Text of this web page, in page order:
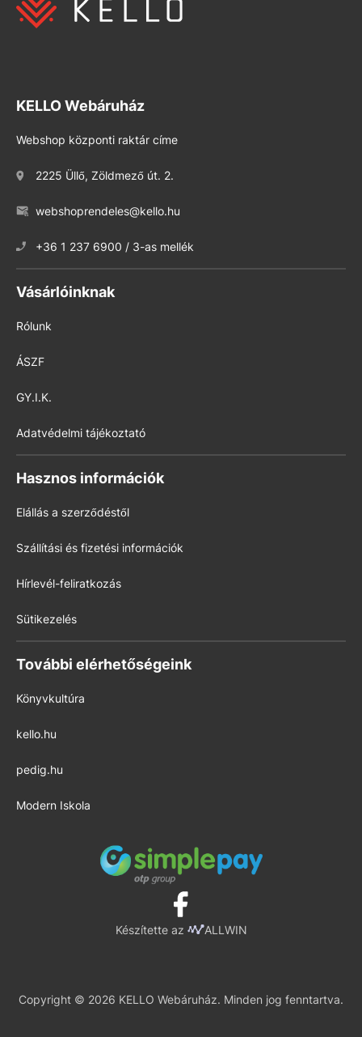
KELLO Webáruház
Webshop központi raktár címe
2225 Üllő, Zöldmező út. 2.
webshoprendeles@kello.hu
+36 1 237 6900 / 3-as mellék
Vásárlóinknak
Rólunk
ÁSZF
GY.I.K.
Adatvédelmi tájékoztató
Hasznos információk
Elállás a szerződéstől
Szállítási és fizetési információk
Hírlevél-feliratkozás
Sütikezelés
További elérhetőségeink
Könyvkultúra
kello.hu
pedig.hu
Modern Iskola
Készítette az ALLWIN
Copyright © 2026 KELLO Webáruház. Minden jog fenntartva.